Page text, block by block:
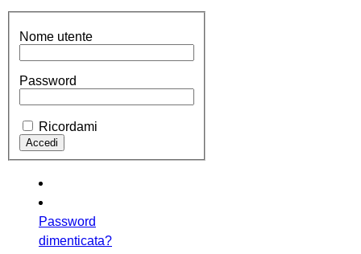
Nome utente
Password
Ricordami
Password
dimenticata?